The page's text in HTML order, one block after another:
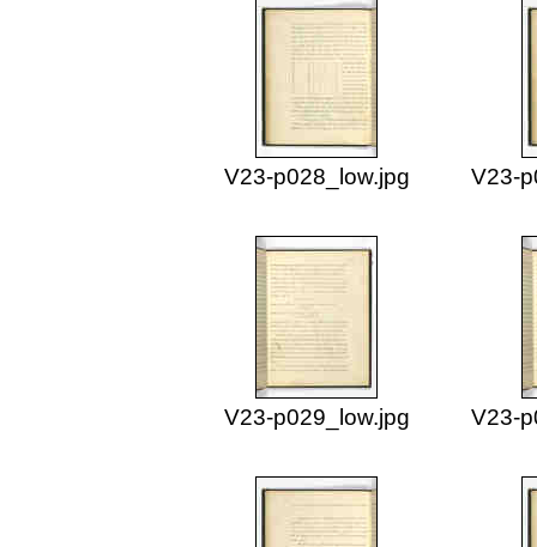
V23-p028_low.jpg V23-
V23-p029_low.jpg V23-